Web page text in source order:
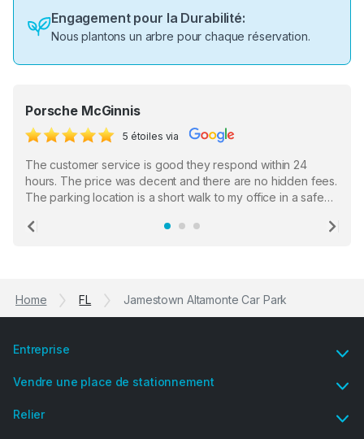
Engagement pour la Durabilité:
Nous plantons un arbre pour chaque réservation.
Porsche McGinnis
5 étoiles via
The customer service is good they respond within 24
hours. The price was decent and there are no hidden fees.
The parking location is a short walk to my office in a safe
the staff who serve as a third party in distributing the
Previous
Home FL Jamestown Altamonte Car Park
Entreprise
Vendre une place de stationnement
Relier